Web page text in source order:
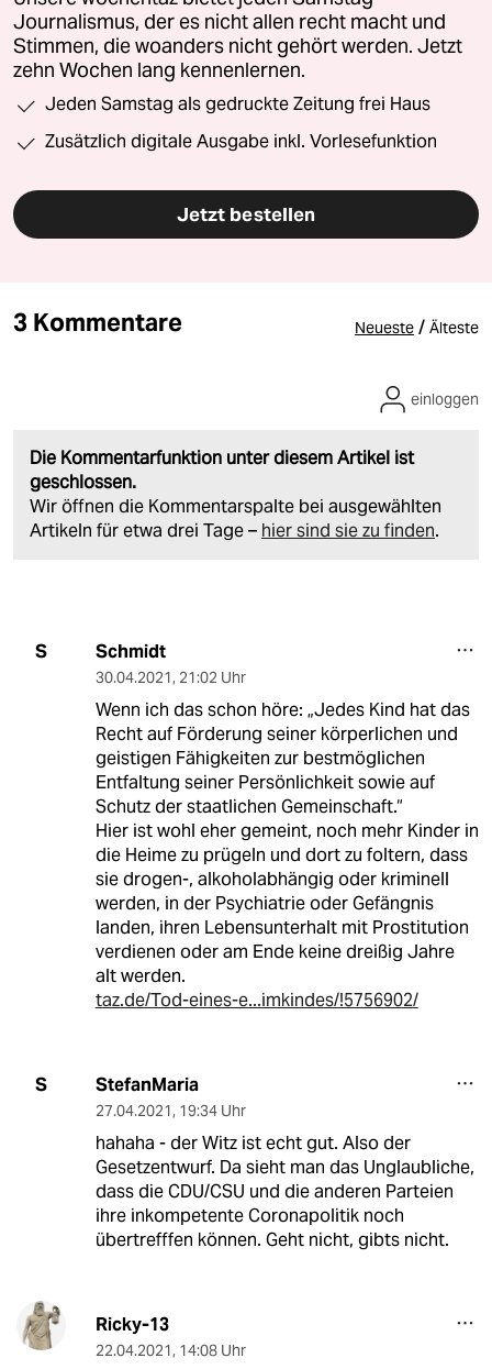
Journalismus, der es nicht allen recht macht und
Stimmen, die woanders nicht gehört werden. Jetzt
zehn Wochen lang kennenlernen.
Jeden Samstag als gedruckte Zeitung frei Haus
Zusätzlich digitale Ausgabe inkl. Vorlesefunktion
Jetzt bestellen
3 Kommentare Neueste / Älteste
Die Kommentarfunktion unter diesem Artikel ist
geschlossen.
Wir öffnen die Kommentarspalte bei ausgewählten
Artikeln für etwa drei Tage – hier sind sie zu finden.
einloggen
S Schmidt
30.04.2021, 21:02 Uhr
Wenn ich das schon höre: „Jedes Kind hat das
Recht auf Förderung seiner körperlichen und
geistigen Fähigkeiten zur bestmöglichen
Entfaltung seiner Persönlichkeit sowie auf
Schutz der staatlichen Gemeinschaft.“
Hier ist wohl eher gemeint, noch mehr Kinder in
die Heime zu prügeln und dort zu foltern, dass
sie drogen-, alkoholabhängig oder kriminell
werden, in der Psychiatrie oder Gefängnis
landen, ihren Lebensunterhalt mit Prostitution
verdienen oder am Ende keine dreißig Jahre
alt werden.
taz.de/Tod-eines-e...imkindes/!5756902/
S StefanMaria
27.04.2021, 19:34 Uhr
hahaha - der Witz ist echt gut. Also der
Gesetzentwurf. Da sieht man das Unglaubliche,
dass die CDU/CSU und die anderen Parteien
ihre inkompetente Coronapolitik noch
übertrefffen können. Geht nicht, gibts nicht.
Ricky-13
22.04.2021, 14:08 Uhr